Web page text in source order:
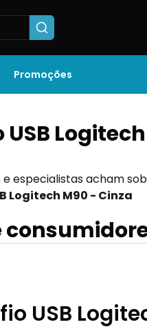
Promoções
Logitech
especialistas acham
Logitech M90 - Cinza
USB